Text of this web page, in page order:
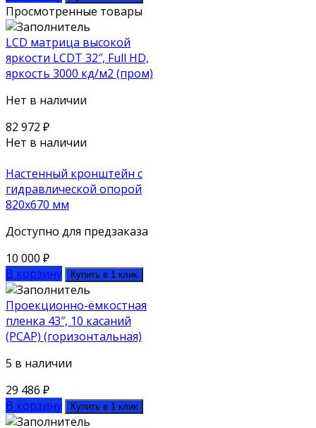
Просмотренные товары
LCD матрица высокой
яркости LCDT 32″, Full HD,
яркость 3000 кд/м2 (пром)
Нет в наличии
82 972 ₽
Нет в наличии
Настенный кронштейн с
гидравлической опорой
820х670 мм
Доступно для предзаказа
10 000 ₽
В корзину
Купить в 1 клик
Проекционно-ёмкостная
пленка 43″, 10 касаний
(PCAP) (горизонтальная)
5 в наличии
29 486 ₽
В корзину
Купить в 1 клик